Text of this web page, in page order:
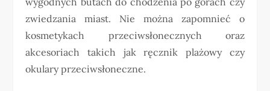
zwiedzania miast. Nie można zapomnieć o
kosmetykach przeciwsłonecznych oraz
akcesoriach takich jak ręcznik plażowy czy
okulary przeciwsłoneczne.